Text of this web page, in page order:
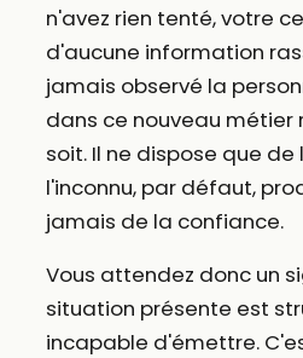
n'avez rien tenté, votre
d'aucune information
jamais observé la
dans ce nouveau métier
soit. Il ne dispose que de
l'inconnu, par défaut,
jamais de la confiance.
Vous attendez donc un
situation présente est
incapable d'émettre.